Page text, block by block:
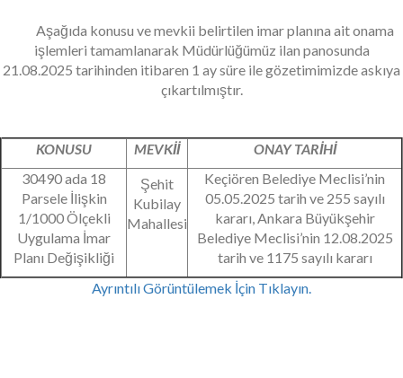
Aşağıda konusu ve mevkii belirtilen imar planına ait onama
işlemleri tamamlanarak Müdürlüğümüz ilan panosunda
21.08.2025 tarihinden itibaren 1 ay süre ile gözetimimizde askıya
çıkartılmıştır.
KONUSU MEVKİİ
ONAY TARİHİ
30490 ada 18
Parsele İlişkin
1/1000 Ölçekli
Uygulama İmar
Planı Değişikliği
Şehit
Kubilay
Mahallesi
Keçiören Belediye Meclisi’nin
05.05.2025 tarih ve 255 sayılı
kararı, Ankara Büyükşehir
Belediye Meclisi’nin 12.08.2025
tarih ve 1175 sayılı kararı
Ayrıntılı Görüntülemek İçin Tıklayın.